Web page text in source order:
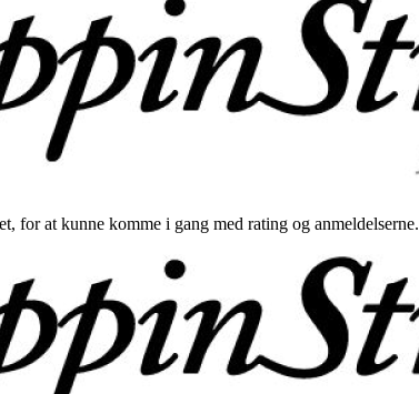
for at kunne komme i gang med rating og anmeldelserne.